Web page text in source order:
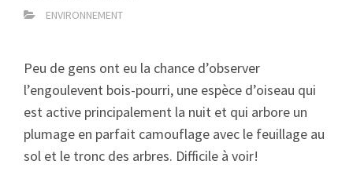
ENVIRONNEMENT
Peu de gens ont eu la chance d’observer
l’engoulevent bois-pourri, une espèce d’oiseau qui
est active principalement la nuit et qui arbore un
plumage en parfait camouflage avec le feuillage au
sol et le tronc des arbres. Difficile à voir!